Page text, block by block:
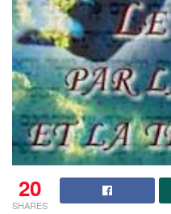
20
SHARES